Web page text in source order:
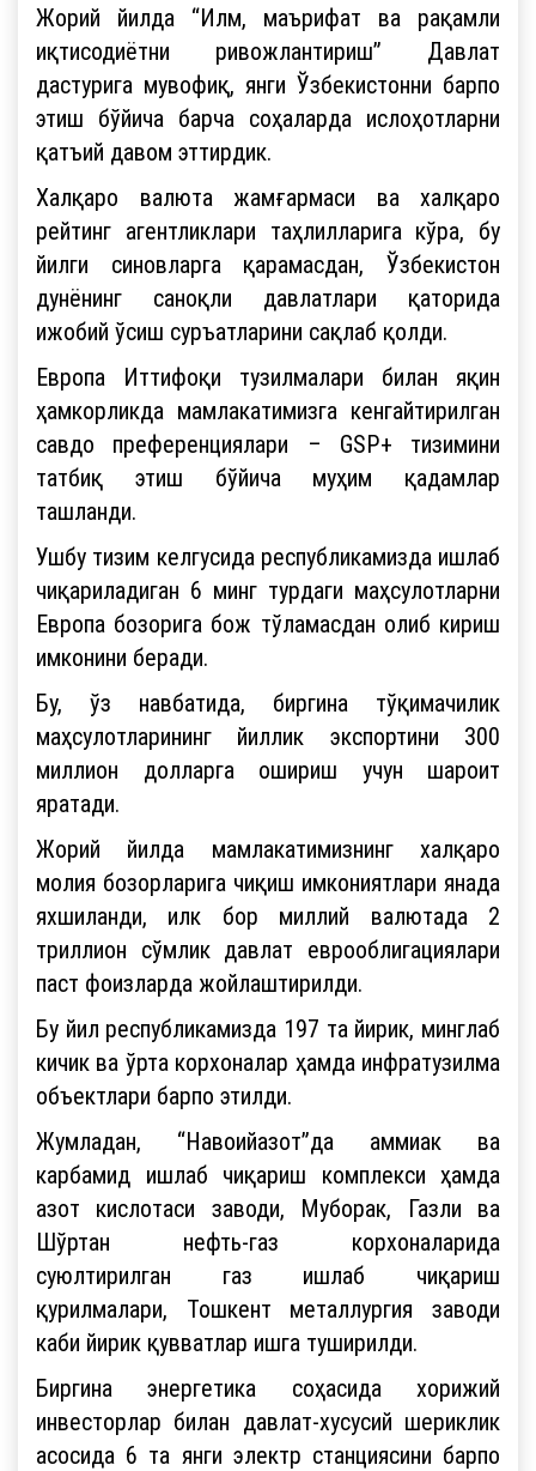
Жорий йилда “Илм, маърифат ва рақамли
иқтисодиётни ривожлантириш” Давлат
дастурига мувофиқ, янги Ўзбекистонни барпо
этиш бўйича барча соҳаларда ислоҳотларни
қатъий давом эттирдик.
Халқаро валюта жамғармаси ва халқаро
рейтинг агентликлари таҳлилларига кўра, бу
йилги синовларга қарамасдан, Ўзбекистон
дунёнинг саноқли давлатлари қаторида
ижобий ўсиш суръатларини сақлаб қолди.
Европа Иттифоқи тузилмалари билан яқин
ҳамкорликда мамлакатимизга кенгайтирилган
савдо преференциялари – GSP+ тизимини
татбиқ этиш бўйича муҳим қадамлар
ташланди.
Ушбу тизим келгусида республикамизда ишлаб
чиқариладиган 6 минг турдаги маҳсулотларни
Европа бозорига бож тўламасдан олиб кириш
имконини беради.
Бу, ўз навбатида, биргина тўқимачилик
маҳсулотларининг йиллик экспортини 300
миллион долларга ошириш учун шароит
яратади.
Жорий йилда мамлакатимизнинг халқаро
молия бозорларига чиқиш имкониятлари янада
яхшиланди, илк бор миллий валютада 2
триллион сўмлик давлат еврооблигациялари
паст фоизларда жойлаштирилди.
Бу йил республикамизда 197 та йирик, минглаб
кичик ва ўрта корхоналар ҳамда инфратузилма
объектлари барпо этилди.
Жумладан, “Навоийазот”да аммиак ва
карбамид ишлаб чиқариш комплекси ҳамда
азот кислотаси заводи, Муборак, Газли ва
Шўртан нефть-газ корхоналарида
суюлтирилган газ ишлаб чиқариш
қурилмалари, Тошкент металлургия заводи
каби йирик қувватлар ишга туширилди.
Биргина энергетика соҳасида хорижий
инвесторлар билан давлат-хусусий шериклик
асосида 6 та янги электр станциясини барпо